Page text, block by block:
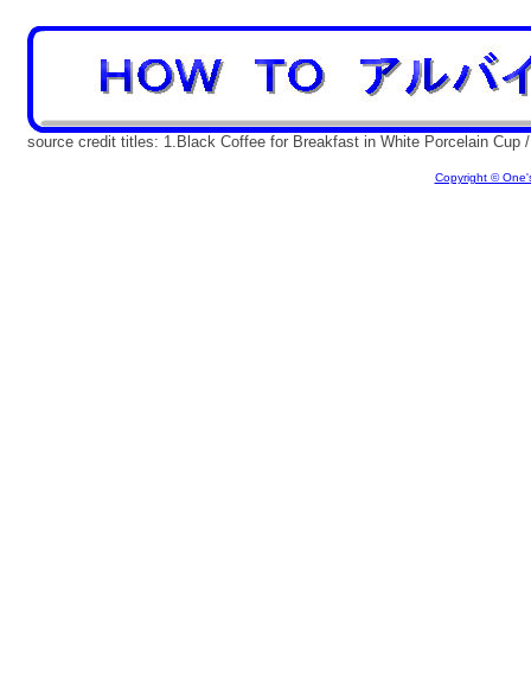
source credit titles: 1.Black Coffee for Breakfast in White Porcelain Cup
Copyright ©